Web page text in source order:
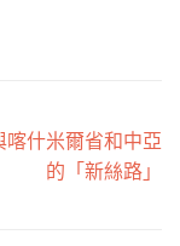
喀什米爾省和中亞
的「新絲路」